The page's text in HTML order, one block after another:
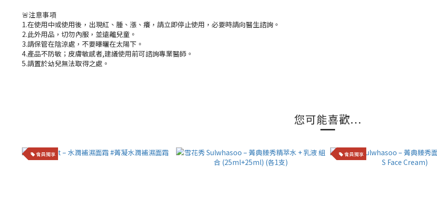
🚨注意事項
1.在使用中或使用後，出現紅、腫、漲、癢，請立即停止使用，必要時請向醫生諮詢。
2.此外用品，切勿內服，並遠離兒童。
3.請保管在陰涼處，不要曝曬在太陽下。
4.產品不防敏；皮膚敏感者,建議使用前可諮詢專業醫師。
5.請置於幼兒無法取得之處。
您可能喜歡...
會員獨享 會員獨享